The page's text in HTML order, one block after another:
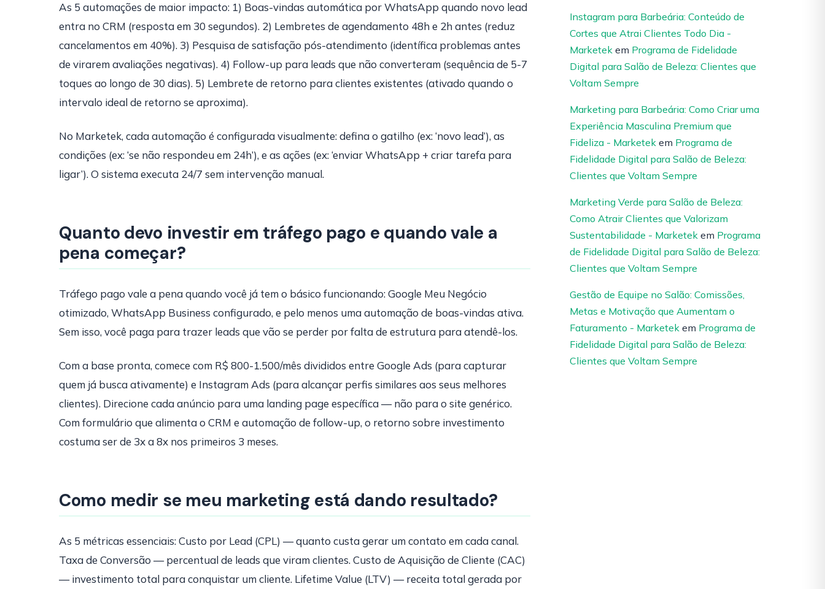
As 5 automações de maior impacto: 1) Boas-vindas automática por WhatsApp quando novo lead
entra no CRM (resposta em 30 segundos). 2) Lembretes de agendamento 48h e 2h antes (reduz
cancelamentos em 40%). 3) Pesquisa de satisfação pós-atendimento (identífica problemas antes
de virarem avaliações negativas). 4) Follow-up para leads que não converteram (sequência de 5-7
toques ao longo de 30 dias). 5) Lembrete de retorno para clientes existentes (ativado quando o
intervalo ideal de retorno se aproxima).
No Marketek, cada automação é configurada visualmente: defina o gatilho (ex: ‘novo lead’), as
condições (ex: ‘se não respondeu em 24h’), e as ações (ex: ‘enviar WhatsApp + criar tarefa para
ligar’). O sistema executa 24/7 sem intervenção manual.
Quanto devo investir em tráfego pago e quando vale a
pena começar?
Tráfego pago vale a pena quando você já tem o básico funcionando: Google Meu Negócio
otimizado, WhatsApp Business configurado, e pelo menos uma automação de boas-vindas ativa.
Sem isso, você paga para trazer leads que vão se perder por falta de estrutura para atendê-los.
Com a base pronta, comece com R$ 800-1.500/mês divididos entre Google Ads (para capturar
quem já busca ativamente) e Instagram Ads (para alcançar perfis similares aos seus melhores
clientes). Direcione cada anúncio para uma landing page específica — não para o site genérico.
Com formulário que alimenta o CRM e automação de follow-up, o retorno sobre investimento
costuma ser de 3x a 8x nos primeiros 3 meses.
Como medir se meu marketing está dando resultado?
As 5 métricas essenciais: Custo por Lead (CPL) — quanto custa gerar um contato em cada canal.
Taxa de Conversão — percentual de leads que viram clientes. Custo de Aquisição de Cliente (CAC)
— investimento total para conquistar um cliente. Lifetime Value (LTV) — receita total gerada por
Instagram para Barbeária: Conteúdo de
Cortes que Atrai Clientes Todo Dia -
Marketek em Programa de Fidelidade
Digital para Salão de Beleza: Clientes que
Voltam Sempre
Marketing para Barbeária: Como Criar uma
Experiência Masculina Premium que
Fideliza - Marketek em Programa de
Fidelidade Digital para Salão de Beleza:
Clientes que Voltam Sempre
Marketing Verde para Salão de Beleza:
Como Atrair Clientes que Valorizam
Sustentabilidade - Marketek em Programa
de Fidelidade Digital para Salão de Beleza:
Clientes que Voltam Sempre
Gestão de Equipe no Salão: Comissões,
Metas e Motivação que Aumentam o
Faturamento - Marketek em Programa de
Fidelidade Digital para Salão de Beleza:
Clientes que Voltam Sempre